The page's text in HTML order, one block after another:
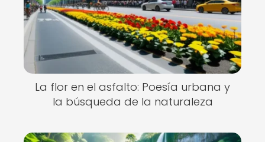
La flor en el asfalto: Poesía urbana y
la búsqueda de la naturaleza